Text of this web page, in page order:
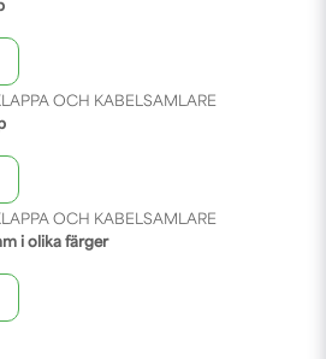
OCH KABELSAMLARE
OCH KABELSAMLARE
i olika färger